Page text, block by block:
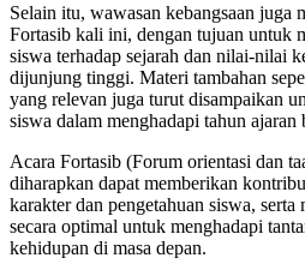
Selain itu, wawasan kebangsaan juga
Fortasib kali ini, dengan tujuan untuk
siswa terhadap sejarah dan nilai-nilai
dijunjung tinggi. Materi tambahan
yang relevan juga turut disampaikan
siswa dalam menghadapi tahun ajaran
Acara Fortasib (Forum orientasi dan
diharapkan dapat memberikan
karakter dan pengetahuan siswa, serta
secara optimal untuk menghadapi
kehidupan di masa depan.